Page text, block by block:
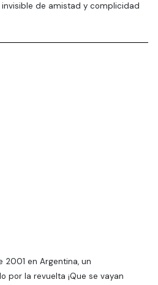
de amistad y complicidad
en Argentina, un
por la revuelta ¡Que se vayan